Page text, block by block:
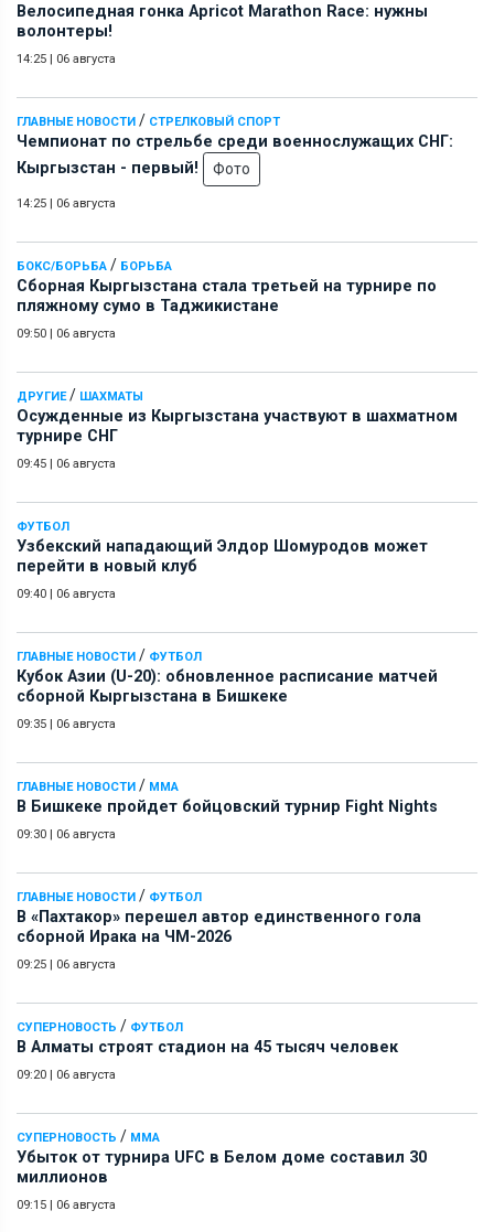
Велосипедная гонка Apricot Marathon Race: нужны
волонтеры!
14:25 | 06 августа
ГЛАВНЫЕ НОВОСТИ / СТРЕЛКОВЫЙ СПОРТ
Чемпионат по стрельбе среди военнослужащих СНГ:
Кыргызстан - первый!
Фото
14:25 | 06 августа
БОКС/БОРЬБА / БОРЬБА
Сборная Кыргызстана стала третьей на турнире по
пляжному сумо в Таджикистане
09:50 | 06 августа
ДРУГИЕ/ ШАХМАТЫ
Осужденные из Кыргызстана участвуют в шахматном
турнире СНГ
09:45 | 06 августа
ФУТБОЛ
Узбекский нападающий Элдор Шомуродов может
перейти в новый клуб
09:40 | 06 августа
ГЛАВНЫЕ НОВОСТИ / ФУТБОЛ
Кубок Азии (U-20): обновленное расписание матчей
сборной Кыргызстана в Бишкеке
09:35 | 06 августа
ГЛАВНЫЕ НОВОСТИ / ММА
В Бишкеке пройдет бойцовский турнир Fight Nights
09:30 | 06 августа
ГЛАВНЫЕ НОВОСТИ / ФУТБОЛ
В «Пахтакор» перешел автор единственного гола
сборной Ирака на ЧМ-2026
09:25 | 06 августа
СУПЕРНОВОСТЬ / ФУТБОЛ
В Алматы строят стадион на 45 тысяч человек
09:20 | 06 августа
СУПЕРНОВОСТЬ / ММА
Убыток от турнира UFC в Белом доме составил 30
миллионов
09:15 | 06 августа